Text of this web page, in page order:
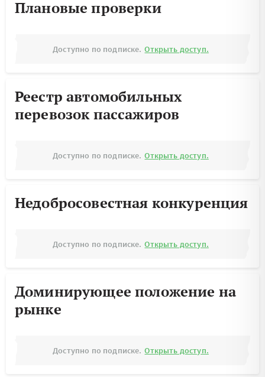
Плановые проверки
Доступно по подписке. Открыть доступ.
Реестр автомобильных
перевозок пассажиров
Доступно по подписке. Открыть доступ.
Недобросовестная конкуренция
Доступно по подписке. Открыть доступ.
Доминирующее положение на
рынке
Доступно по подписке. Открыть доступ.